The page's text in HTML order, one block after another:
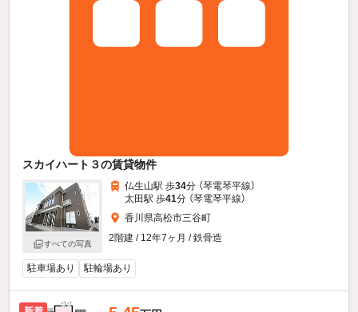
スカイハート３の賃貸物件
すべての写真
仏生山駅 歩34分 （琴電琴平線）
太田駅 歩41分 （琴電琴平線）
香川県高松市三谷町
2階建 / 12年7ヶ月 / 鉄骨造
駐車場あり 駐輪場あり